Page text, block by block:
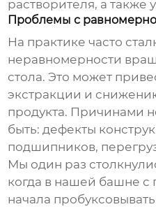
растворителя, а также
Проблемы с
На практике часто
неравномерности
стола. Это может
экстракции и
продукта. Причинами
быть: дефекты
подшипников,
Мы один раз
когда в нашей башне с
начала